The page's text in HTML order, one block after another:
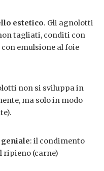
estetico. Gli agnolotti
tagliati, conditi con
emulsione al foie
non si sviluppa in
ma solo in modo
: il condimento
ripieno (carne)